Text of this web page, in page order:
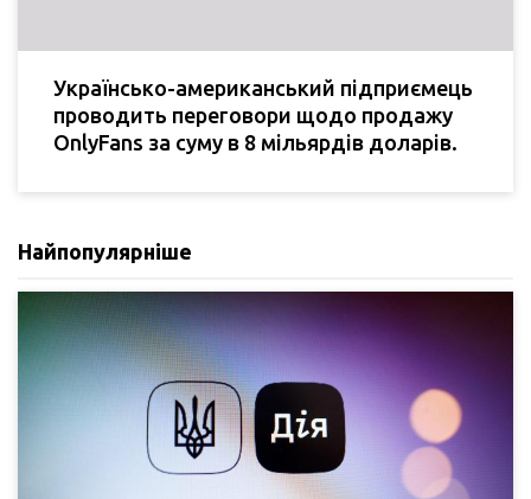
Українсько-американський підприємець
проводить переговори щодо продажу
OnlyFans за суму в 8 мільярдів доларів.
Найпопулярніше